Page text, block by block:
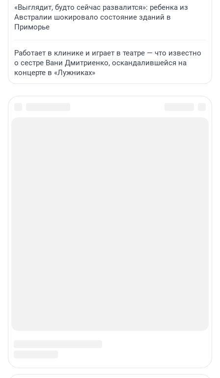
«Выглядит, будто сейчас развалится»: ребенка из
Австралии шокировало состояние зданий в
Приморье
Работает в клинике и играет в театре — что известно
о сестре Вани Дмитриенко, оскандалившейся на
концерте в «Лужниках»